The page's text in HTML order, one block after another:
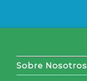
Sobre Nosotros